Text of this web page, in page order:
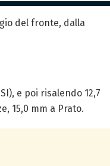
del fronte, dalla
e poi risalendo 12,7
15,0 mm a Prato.